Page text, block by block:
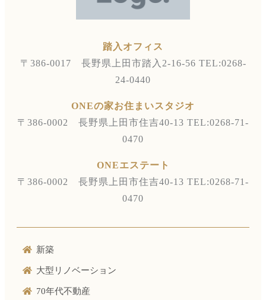
踏入オフィス
〒386-0017 長野県上田市踏入2-16-56 TEL:0268-
24-0440
ONEの家お住まいスタジオ
〒386-0002 長野県上田市住吉40-13 TEL:0268-71-
0470
ONEエステート
〒386-0002 長野県上田市住吉40-13 TEL:0268-71-
0470
新築
大型リノベーション
70年代不動産